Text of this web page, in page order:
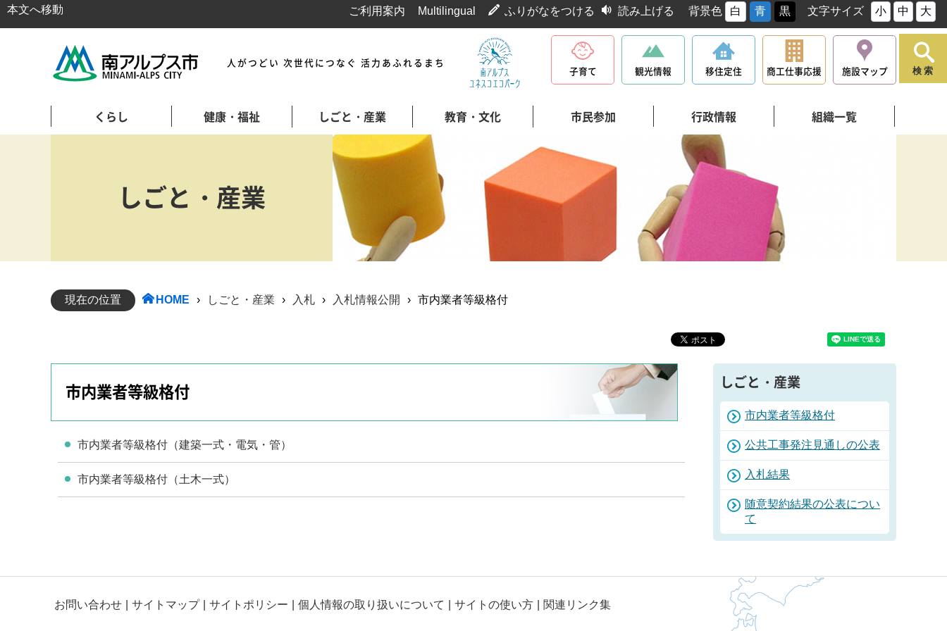
本文へ移動 ご利用案内 Multilingual ふりがなをつける 読み上げる 背景色 白 青 黒 文字サイズ 小 中 大
人がつどい 次世代につなぐ 活力あふれるまち
子育て 観光情報 移住定住 商工仕事応援 施設マップ
くらし 健康・福祉 しごと・産業 教育・文化 市民参加 行政情報 組織一覧
検索
しごと・産業
現在の位置 HOME › しごと・産業 › 入札 › 入札情報公開 › 市内業者等級格付
市内業者等級格付
市内業者等級格付（建築一式・電気・管）
市内業者等級格付（土木一式）
しごと・産業
市内業者等級格付
公共工事発注見通しの公表
入札結果
随意契約結果の公表につい
て
お問い合わせ サイトマップ サイトポリシー 個人情報の取り扱いについて サイトの使い方 関連リンク集